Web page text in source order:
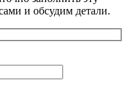
и обсудим детали.